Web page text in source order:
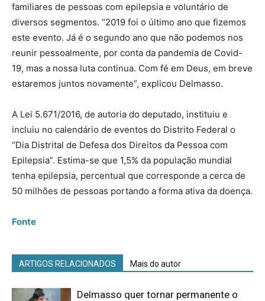
familiares de pessoas com epilepsia e voluntário de
diversos segmentos. “2019 foi o último ano que fizemos
este evento. Já é o segundo ano que não podemos nos
reunir pessoalmente, por conta da pandemia de Covid-
19, mas a nossa luta continua. Com fé em Deus, em breve
estaremos juntos novamente”, explicou Delmasso.
A Lei 5.671/2016, de autoria do deputado, instituiu e
incluiu no calendário de eventos do Distrito Federal o
“Dia Distrital de Defesa dos Direitos da Pessoa com
Epilepsia”. Estima-se que 1,5% da população mundial
tenha epilepsia, percentual que corresponde a cerca de
50 milhões de pessoas portando a forma ativa da doença.
Fonte
ARTIGOS RELACIONADOS Mais do autor
Delmasso quer tornar permanente o